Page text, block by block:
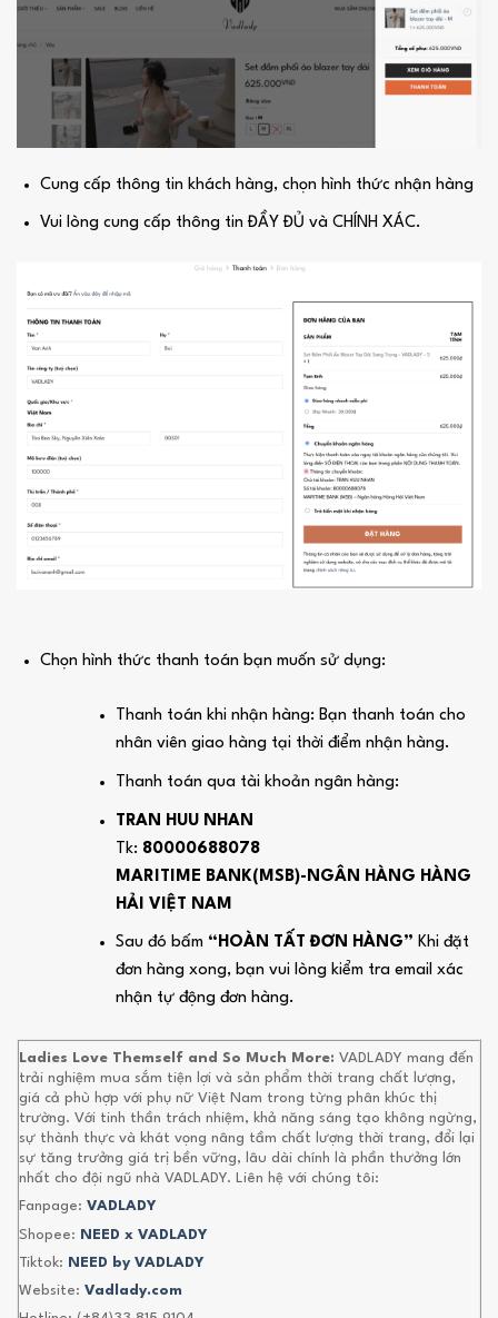
Cung cấp thông tin khách hàng, chọn hình thức nhận hàng
Vui lòng cung cấp thông tin ĐẦY ĐỦ và CHÍNH XÁC.
Chọn hình thức thanh toán bạn muốn sử dụng:
Thanh toán khi nhận hàng: Bạn thanh toán cho
nhân viên giao hàng tại thời điểm nhận hàng.
Thanh toán qua tài khoản ngân hàng:
TRAN HUU NHAN
Tk: 80000688078
MARITIME BANK(MSB)-NGÂN HÀNG HÀNG
HẢI VIỆT NAM
Sau đó bấm “HOÀN TẤT ĐƠN HÀNG”Khi đặt
đơn hàng xong, bạn vui lòng kiểm tra email xác
nhận tự động đơn hàng.
Ladies Love Themself and So Much More: VADLADY mang đến
trải nghiệm mua sắm tiện lợi và sản phẩm thời trang chất lượng,
giá cả phù hợp với phụ nữ Việt Nam trong từng phân khúc thị
trường. Với tinh thần trách nhiệm, khả năng sáng tạo không ngừng,
sự thành thực và khát vọng nâng tầm chất lượng thời trang, đổi lại
sự tăng trưởng giá trị bền vững, lâu dài chính là phần thưởng lớn
nhất cho đội ngũ nhà VADLADY. Liên hệ với chúng tôi:
Fanpage: VADLADY
Shopee:
NEED x VADLADY
Tiktok:
NEED by VADLADY
Website: Vadlady.com